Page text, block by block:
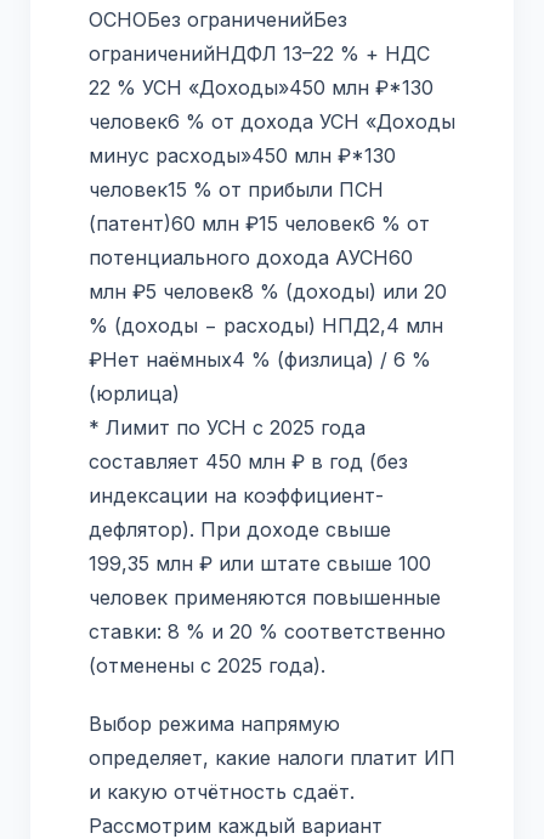
ОСНОБез ограниченийБез
ограниченийНДФЛ 13–22 % + НДС
22 % УСН «Доходы»450 млн ₽*130
человек6 % от дохода УСН «Доходы
минус расходы»450 млн ₽*130
человек15 % от прибыли ПСН
(патент)60 млн ₽15 человек6 % от
потенциального дохода АУСН60
млн ₽5 человек8 % (доходы) или 20
% (доходы − расходы) НПД2,4 млн
₽Нет наёмных4 % (физлица) / 6 %
(юрлица)
* Лимит по УСН с 2025 года
составляет 450 млн ₽ в год (без
индексации на коэффициент-
дефлятор). При доходе свыше
199,35 млн ₽ или штате свыше 100
человек применяются повышенные
ставки: 8 % и 20 % соответственно
(отменены с 2025 года).
Выбор режима напрямую
определяет, какие налоги платит ИП
и какую отчётность сдаёт.
Рассмотрим каждый вариант